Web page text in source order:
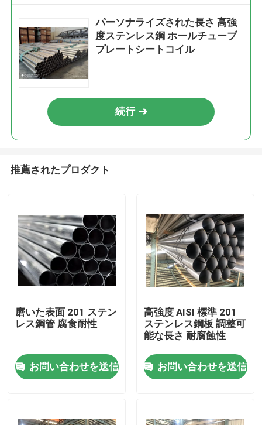
ホーム
パーソナライズされた長さ 高強
度ステンレス鋼 ホールチューブ
プレートシートコイル
続行
推薦されたプロダクト
磨いた表面 201 ステン
レス鋼管 腐食耐性
お問い合わせを送信
高強度 AISI 標準 201
ステンレス鋼板 調整可
能な長さ 耐腐蝕性
お問い合わせを送信